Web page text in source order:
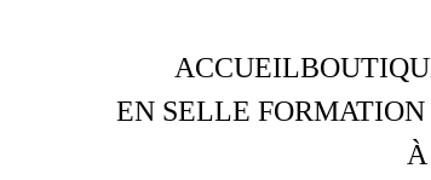
ACCUEIL
EN SELLE FORMATION